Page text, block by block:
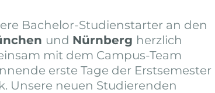
Bachelor-Studienstarter an den
und Nürnberg herzlich
mit dem Campus-Team
erste Tage der Erstsemester
Unsere neuen Studierenden